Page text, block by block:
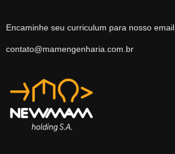
Encaminhe seu curriculum para nosso email
contato@mamengenharia.com.br